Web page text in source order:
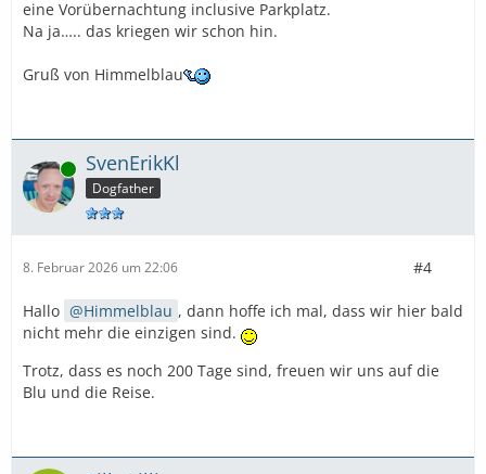
eine Vorübernachtung inclusive Parkplatz.
Na ja….. das kriegen wir schon hin.
Gruß von Himmelblau
Online SvenErikKl
Dogfather
8. Februar 2026 um 22:06 #4
Hallo Himmelblau , dann hoffe ich mal, dass wir hier bald
nicht mehr die einzigen sind.
Trotz, dass es noch 200 Tage sind, freuen wir uns auf die
Blu und die Reise.